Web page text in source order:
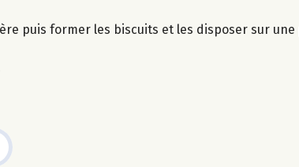
puis former les biscuits et les disposer sur